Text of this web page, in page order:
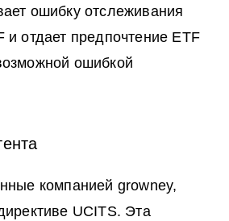
ошибку отслеживания
и отдает предпочтение ETF
ошибкой
компанией growney,
UCITS. Эта